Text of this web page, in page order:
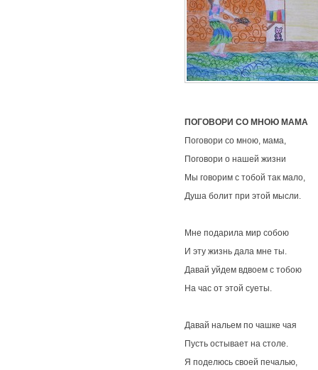
ПОГОВОРИ СО МНОЮ МАМА
Поговори со мною, мама,
Поговори о нашей жизни
Мы говорим с тобой так мало,
Душа болит при этой мысли.
Мне подарила мир собою
И эту жизнь дала мне ты.
Давай уйдем вдвоем с тобою
На час от этой суеты.
Давай нальем по чашке чая
Пусть остывает на столе.
Я поделюсь своей печалью,